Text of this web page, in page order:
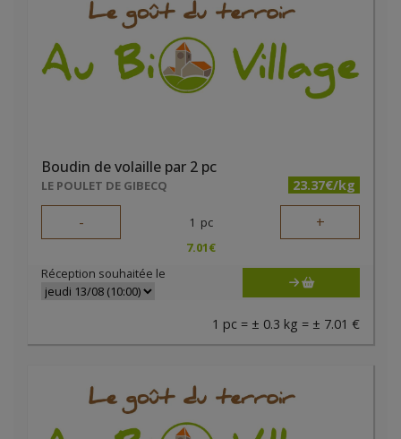
Boudin de volaille par 2 pc
LE POULET DE GIBECQ 23.37€/kg
- 1 pc +
7.01€
Réception souhaitée le
1 pc = ± 0.3 kg = ± 7.01 €